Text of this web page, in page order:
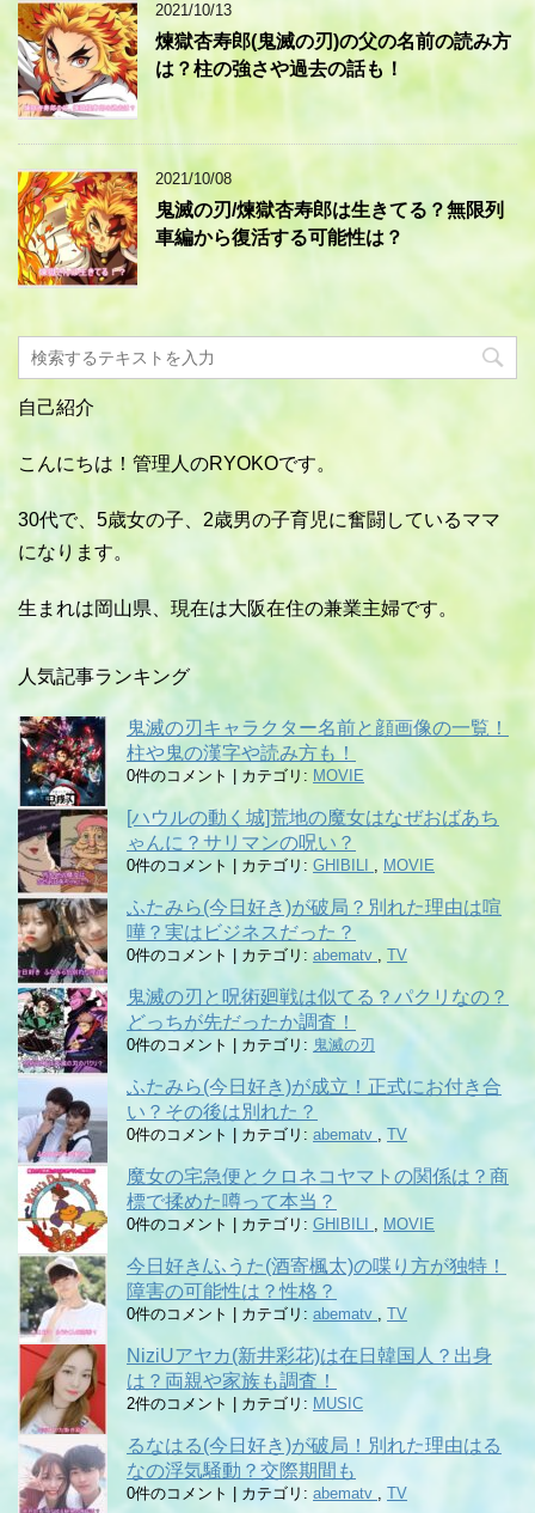
2021/10/13
煉獄杏寿郎(鬼滅の刃)の父の名前の読み方
は？柱の強さや過去の話も！
2021/10/08
鬼滅の刃/煉獄杏寿郎は生きてる？無限列
車編から復活する可能性は？
自己紹介
こんにちは！管理人のRYOKOです。
30代で、5歳女の子、2歳男の子育児に奮闘しているママ
になります。
生まれは岡山県、現在は大阪在住の兼業主婦です。
人気記事ランキング
鬼滅の刃キャラクター名前と顔画像の一覧！
柱や鬼の漢字や読み方も！
0件のコメント カテゴリ: MOVIE
[ハウルの動く城]荒地の魔女はなぜおばあち
ゃんに？サリマンの呪い？
0件のコメント カテゴリ: GHIBILI , MOVIE
ふたみら(今日好き)が破局？別れた理由は喧
嘩？実はビジネスだった？
0件のコメント カテゴリ: abematv , TV
鬼滅の刃と呪術廻戦は似てる？パクリなの？
どっちが先だったか調査！
0件のコメント カテゴリ: 鬼滅の刃
ふたみら(今日好き)が成立！正式にお付き合
い？その後は別れた？
0件のコメント カテゴリ: abematv , TV
魔女の宅急便とクロネコヤマトの関係は？商
標で揉めた噂って本当？
0件のコメント カテゴリ: GHIBILI , MOVIE
今日好き/ふうた(酒寄楓太)の喋り方が独特！
障害の可能性は？性格？
0件のコメント カテゴリ: abematv , TV
NiziUアヤカ(新井彩花)は在日韓国人？出身
は？両親や家族も調査！
2件のコメント カテゴリ: MUSIC
るなはる(今日好き)が破局！別れた理由はる
なの浮気騒動？交際期間も
0件のコメント カテゴリ: abematv , TV